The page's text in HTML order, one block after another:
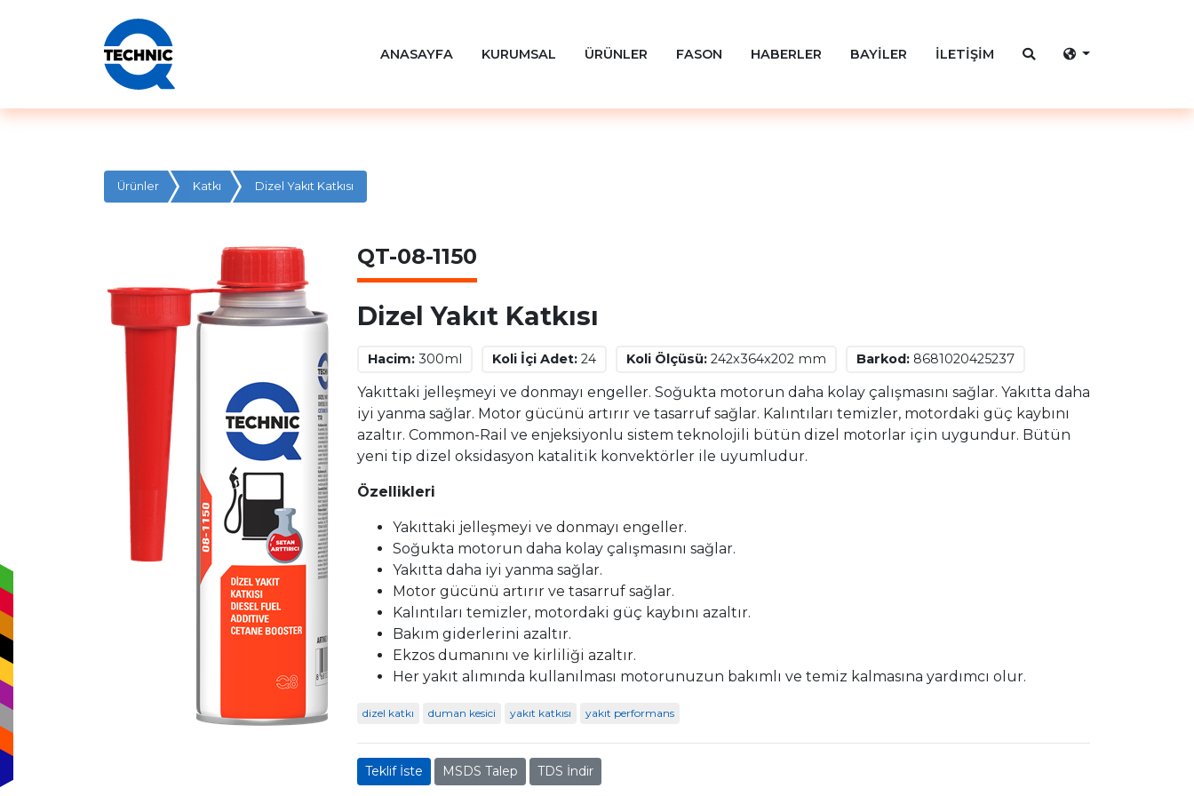
ANASAYFA KURUMSAL ÜRÜNLER FASON HABERLER BAYİLER İLETİŞİM
Ürünler Katkı Dizel Yakıt Katkısı
Dizel Yakıt Katkısı
QT-08-1150
Hacim: 300ml Koli İçi Adet: 24 Koli Ölçüsü: 242x364x202 mm Barkod: 8681020425237
Yakıttaki jelleşmeyi ve donmayı engeller. Soğukta motorun daha kolay çalışmasını sağlar. Yakıtta daha
iyi yanma sağlar. Motor gücünü artırır ve tasarruf sağlar. Kalıntıları temizler, motordaki güç kaybını
azaltır. Common-Rail ve enjeksiyonlu sistem teknolojili bütün dizel motorlar için uygundur. Bütün
yeni tip dizel oksidasyon katalitik konvektörler ile uyumludur.
Özellikleri
Yakıttaki jelleşmeyi ve donmayı engeller.
Soğukta motorun daha kolay çalışmasını sağlar.
Yakıtta daha iyi yanma sağlar.
Motor gücünü artırır ve tasarruf sağlar.
Kalıntıları temizler, motordaki güç kaybını azaltır.
Bakım giderlerini azaltır.
Ekzos dumanını ve kirliliği azaltır.
Her yakıt alımında kullanılması motorunuzun bakımlı ve temiz kalmasına yardımcı olur.
dizel katkı duman kesici yakıt katkısı yakıt performans
Teklif İste MSDS Talep TDS İndir